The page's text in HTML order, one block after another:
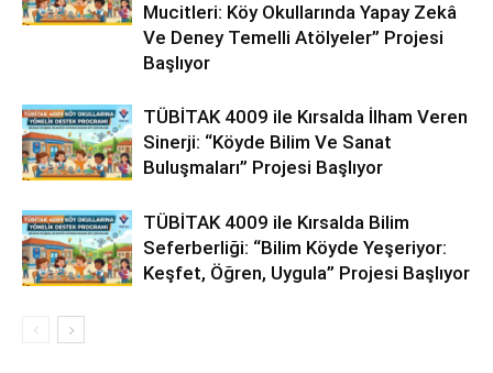
Mucitleri: Köy Okullarında Yapay Zekâ
Ve Deney Temelli Atölyeler” Projesi
Başlıyor
TÜBİTAK 4009 ile Kırsalda İlham Veren
Sinerji: “Köyde Bilim Ve Sanat
Buluşmaları” Projesi Başlıyor
TÜBİTAK 4009 ile Kırsalda Bilim
Seferberliği: “Bilim Köyde Yeşeriyor:
Keşfet, Öğren, Uygula” Projesi Başlıyor